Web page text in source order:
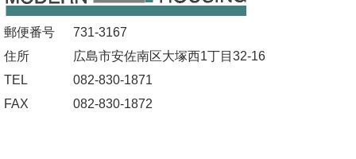
郵便番号
731-3167
住所
広島市安佐南区大塚西1丁目32-16
TEL
082-830-1871
FAX
082-830-1872